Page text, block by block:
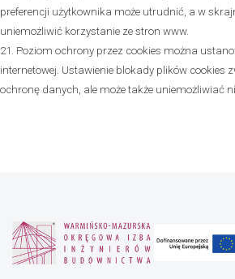
preferencji użytkownika może utrudnić, a w
uniemożliwić korzystanie ze stron www.
21. Poziom ochrony przez cookies można
internetowej. Ustawienie blokady plików cookies
ochronę danych, ale może także uniemożliwiać